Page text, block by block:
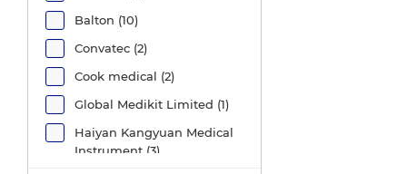
Balton (10)
Convatec (2)
Cook medical (2)
Global Medikit Limited (1)
Haiyan Kangyuan Medical
Instrument (3)